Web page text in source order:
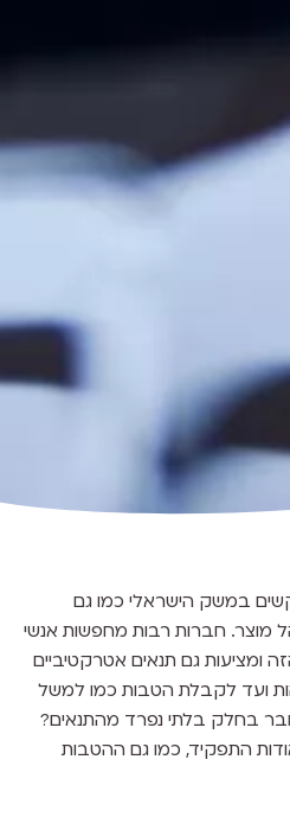
במשק הישראלי כמו גם
חברות רבות מחפשות אנשי
גם תנאים אטרקטיביים
ועד לקבלת הטבות כמו למשל
בחלק בלתי נפרד מהתנאים?
התפקיד, כמו גם ההטבות